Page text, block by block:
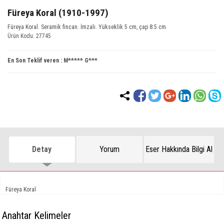
Füreya Koral (1910-1997)
Füreya Koral. Seramik fincan. İmzalı. Yükseklik 5 cm, çap 8.5 cm.
Ürün Kodu: 27745
En Son Teklif veren : M***** G***
Detay Yorum Eser Hakkında Bilgi Al
Füreya Koral
Anahtar Kelimeler